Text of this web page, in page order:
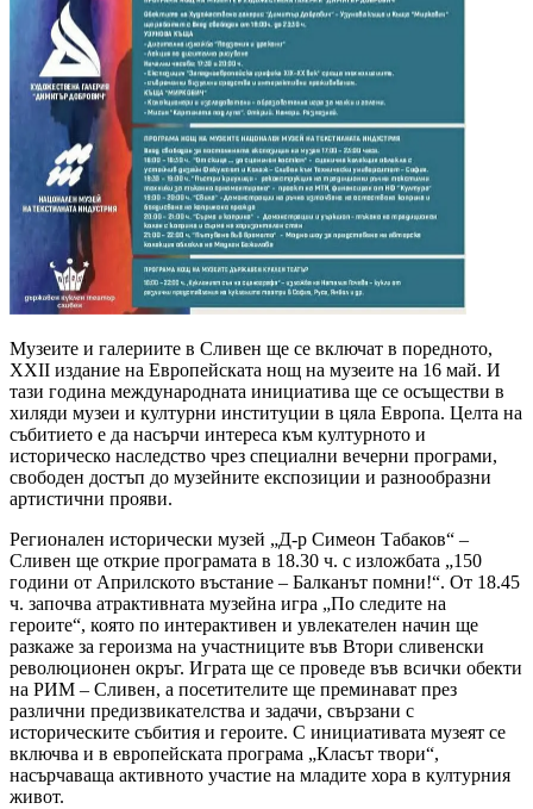
Музеите и галериите в Сливен ще се включат в поредното,
ХХII издание на Европейската нощ на музеите на 16 май. И
тази година международната инициатива ще се осъществи в
хиляди музеи и културни институции в цяла Европа. Целта на
събитието е да насърчи интереса към културното и
историческо наследство чрез специални вечерни програми,
свободен достъп до музейните експозиции и разнообразни
артистични прояви.
Регионален исторически музей „Д-р Симеон Табаков“ –
Сливен ще открие програмата в 18.30 ч. с изложбата „150
години от Априлското въстание – Балканът помни!“. От 18.45
ч. започва атрактивната музейна игра „По следите на
героите“, която по интерактивен и увлекателен начин ще
разкаже за героизма на участниците във Втори сливенски
революционен окръг. Играта ще се проведе във всички обекти
на РИМ – Сливен, а посетителите ще преминават през
различни предизвикателства и задачи, свързани с
историческите събития и героите. С инициативата музеят се
включва и в европейската програма „Класът твори“,
насърчаваща активното участие на младите хора в културния
живот.